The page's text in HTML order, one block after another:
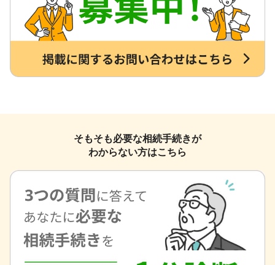
そもそも必要な相続手続きが
わからない方はこちら